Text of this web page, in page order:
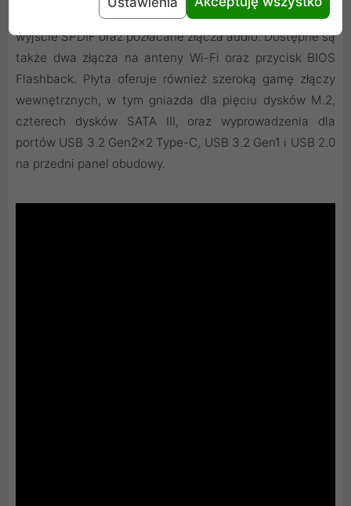
Gen1, dwa porty USB 2.0, port RJ-45 LAN, optyczne
wyjście SPDIF oraz pozłacane złącza audio. Dostępne są
także dwa złącza na anteny Wi-Fi oraz przycisk BIOS
Flashback. Płyta oferuje również szeroką gamę złączy
wewnętrznych, w tym gniazda dla pięciu dysków M.2,
czterech dysków SATA III, oraz wyprowadzenia dla
portów USB 3.2 Gen2x2 Type-C, USB 3.2 Gen1 i USB 2.0
na przedni panel obudowy.